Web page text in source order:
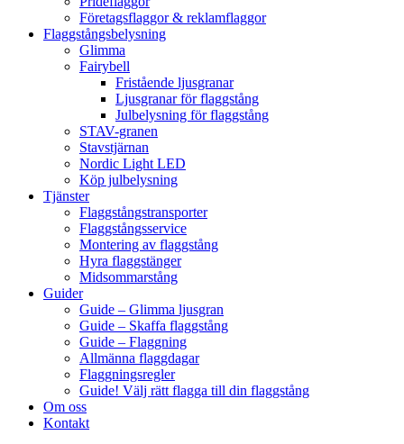
Företagsflaggor & reklamflaggor
Flaggstångsbelysning
Glimma
Fairybell
Fristående ljusgranar
Ljusgranar för flaggstång
Julbelysning för flaggstång
STAV-granen
Stavstjärnan
Nordic Light LED
Köp julbelysning
Tjänster
Flaggstångstransporter
Flaggstångsservice
Montering av flaggstång
Hyra flaggstänger
Midsommarstång
Guider
Guide – Glimma ljusgran
Guide – Skaffa flaggstång
Guide – Flaggning
Allmänna flaggdagar
Flaggningsregler
Guide! Välj rätt flagga till din flaggstång
Om oss
Kontakt